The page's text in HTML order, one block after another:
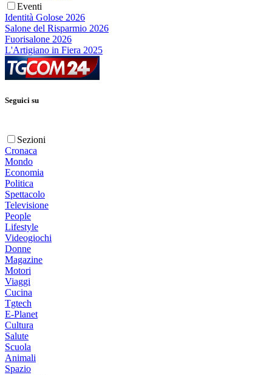
Eventi
Identità Golose 2026
Salone del Risparmio 2026
Fuorisalone 2026
L'Artigiano in Fiera 2025
Seguici su
Sezioni
Cronaca
Mondo
Economia
Politica
Spettacolo
Televisione
People
Lifestyle
Videogiochi
Donne
Magazine
Motori
Viaggi
Cucina
Tgtech
E-Planet
Cultura
Salute
Scuola
Animali
Spazio